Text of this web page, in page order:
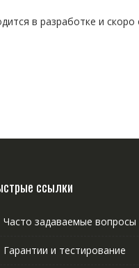
в разработке и скоро
ссылки
Часто задаваемые вопросы
Гарантии и тестирование